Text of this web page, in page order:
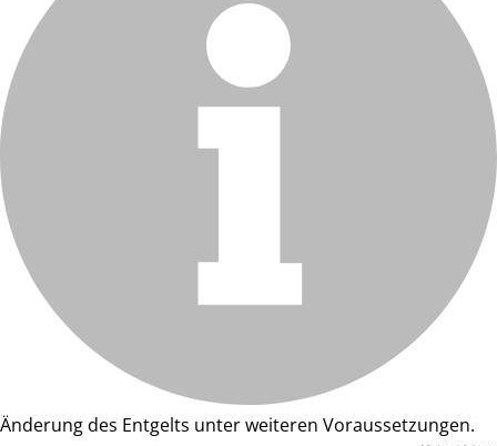
Änderung des Entgelts unter weiteren Voraussetzungen.